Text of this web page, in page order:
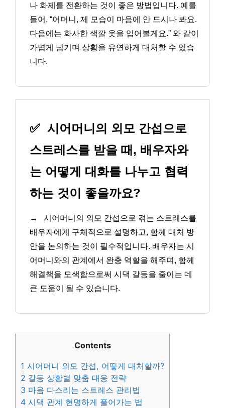
나 화제를 전환하는 것이 좋은 방법입니다. 예를
들어, “어머니, 제 모습이 마음에 안 드시나 봐요.
다음에는 화사한 색깔 옷을 입어볼게요.” 와 같이
가볍게 넘기며 상황을 유연하게 대처할 수 있습
니다.
✅ 시어머니의 외모 간섭으로
스트레스를 받을 때, 배우자와
는 어떻게 대화를 나누고 협력
하는 것이 좋을까요?
→
시어머니의 외모 간섭으로 겪는 스트레스를
배우자에게 구체적으로 설명하고, 함께 대처 방
안을 논의하는 것이 필수적입니다. 배우자는 시
어머니와의 관계에서 완충 역할을 해주며, 함께
해결책을 모색함으로써 시댁 갈등을 줄이는 데
큰 도움이 될 수 있습니다.
Contents
1 시어머니 외모 간섭, 어떻게 대처할까?
2 갈등 상황별 맞춤 대응 전략
3 마음 다스리는 스트레스 관리법
4 시댁 관계 현명하게 풀어가는 법